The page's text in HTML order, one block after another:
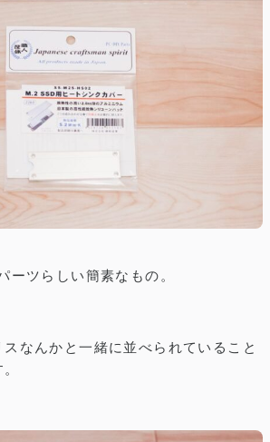
ーツらしい簡素なもの。
なんかと一緒に並べられていること